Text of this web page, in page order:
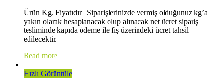
Ürün Kg. Fiyatıdır. Siparişlerinizde vermiş olduğunuz kg’a
yakın olarak hesaplanacak olup alınacak net ücret sipariş
tesliminde kapıda ödeme ile fiş üzerindeki ücret tahsil
edilecektir.
Read more
Hızlı Görüntüle